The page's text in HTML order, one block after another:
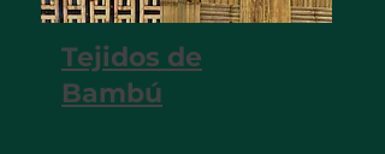
Tejidos de
Bambú